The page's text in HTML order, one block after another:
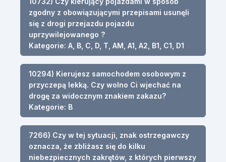
zgodny z obowiązującymi przepisami usunęli
się z drogi przejazdu pojazdu
uprzywilejowanego ?
Kategorie: A, B, C, D, T, AM, A1, A2, B1, C1, D1
10294) Kierujesz samochodem osobowym z
przyczepą lekką. Czy wolno Ci wjechać na
drogę za widocznym znakiem zakazu?
Kategorie: B
7266) Czy w tej sytuacji, znak ostrzegawczy
oznacza, że zbliżasz się do kilku
niebezpiecznych zakrętów, z których pierwszy